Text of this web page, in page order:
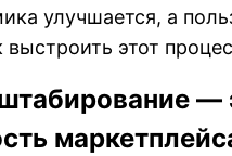
улучшается, а
этот
—